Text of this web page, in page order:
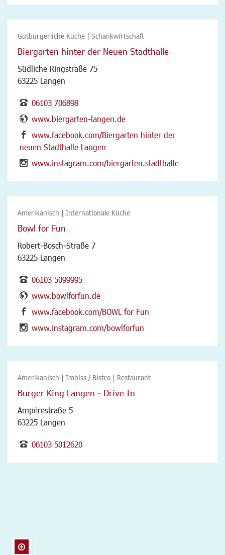
Gutbürgerliche Küche | Schankwirtschaft
Biergarten hinter der Neuen Stadthalle
Südliche Ringstraße 75
63225 Langen
06103 706898
www.biergarten-langen.de
www.facebook.com/Biergarten hinter der
neuen Stadthalle Langen
www.instagram.com/biergarten.stadthalle
Amerikanisch | Internationale Küche
Bowl for Fun
Robert-Bosch-Straße 7
63225 Langen
06103 5099995
www.bowlforfun.de
www.facebook.com/BOWL for Fun
www.instagram.com/bowlforfun
Amerikanisch | Imbiss / Bistro | Restaurant
Burger King Langen - Drive In
Ampérestraße 5
63225 Langen
06103 5012620